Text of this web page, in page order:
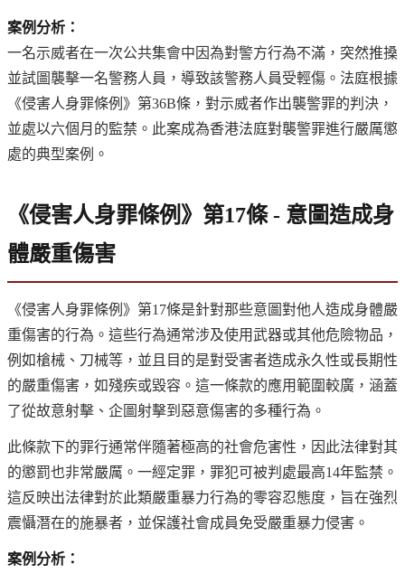
案例分析：
一名示威者在一次公共集會中因為對警方行為不滿，突然推搡
並試圖襲擊一名警務人員，導致該警務人員受輕傷。法庭根據
《侵害人身罪條例》第36B條，對示威者作出襲警罪的判決，
並處以六個月的監禁。此案成為香港法庭對襲警罪進行嚴厲懲
處的典型案例。
《侵害人身罪條例》第17條 - 意圖造成身
體嚴重傷害
《侵害人身罪條例》第17條是針對那些意圖對他人造成身體嚴
重傷害的行為。這些行為通常涉及使用武器或其他危險物品，
例如槍械、刀械等，並且目的是對受害者造成永久性或長期性
的嚴重傷害，如殘疾或毀容。這一條款的應用範圍較廣，涵蓋
了從故意射擊、企圖射擊到惡意傷害的多種行為。
此條款下的罪行通常伴隨著極高的社會危害性，因此法律對其
的懲罰也非常嚴厲。一經定罪，罪犯可被判處最高14年監禁。
這反映出法律對於此類嚴重暴力行為的零容忍態度，旨在強烈
震懾潛在的施暴者，並保護社會成員免受嚴重暴力侵害。
案例分析：